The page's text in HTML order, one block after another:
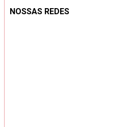
NOSSAS REDES